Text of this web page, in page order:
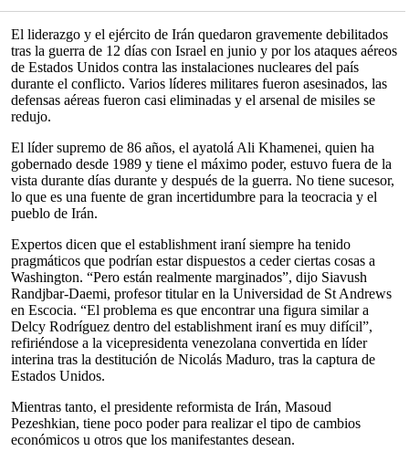
El liderazgo y el ejército de Irán quedaron gravemente debilitados
tras la guerra de 12 días con Israel en junio y por los ataques aéreos
de Estados Unidos contra las instalaciones nucleares del país
durante el conflicto. Varios líderes militares fueron asesinados, las
defensas aéreas fueron casi eliminadas y el arsenal de misiles se
redujo.
El líder supremo de 86 años, el ayatolá Ali Khamenei, quien ha
gobernado desde 1989 y tiene el máximo poder, estuvo fuera de la
vista durante días durante y después de la guerra. No tiene sucesor,
lo que es una fuente de gran incertidumbre para la teocracia y el
pueblo de Irán.
Expertos dicen que el establishment iraní siempre ha tenido
pragmáticos que podrían estar dispuestos a ceder ciertas cosas a
Washington. “Pero están realmente marginados”, dijo Siavush
Randjbar-Daemi, profesor titular en la Universidad de St Andrews
en Escocia. “El problema es que encontrar una figura similar a
Delcy Rodríguez dentro del establishment iraní es muy difícil”,
refiriéndose a la vicepresidenta venezolana convertida en líder
interina tras la destitución de Nicolás Maduro, tras la captura de
Estados Unidos.
Mientras tanto, el presidente reformista de Irán, Masoud
Pezeshkian, tiene poco poder para realizar el tipo de cambios
económicos u otros que los manifestantes desean.